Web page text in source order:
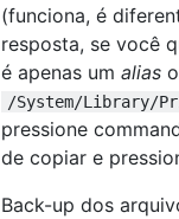
(funciona, é
resposta, se você
é apenas um alias
/System/Library/
pressione
de copiar e
Back-up dos